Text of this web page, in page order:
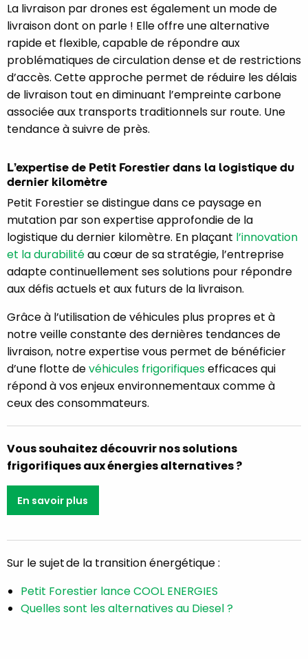
La livraison par drones est également un mode de
livraison dont on parle ! Elle offre une alternative
rapide et flexible, capable de répondre aux
problématiques de circulation dense et de restrictions
d’accès. Cette approche permet de réduire les délais
de livraison tout en diminuant l’empreinte carbone
associée aux transports traditionnels sur route. Une
tendance à suivre de près.
L’expertise de Petit Forestier dans la logistique du
dernier kilomètre
Petit Forestier se distingue dans ce paysage en
mutation par son expertise approfondie de la
logistique du dernier kilomètre. En plaçant l’innovation
et la durabilitéau cœur de sa stratégie, l’entreprise
adapte continuellement ses solutions pour répondre
aux défis actuels et aux futurs de la livraison.
Grâce à l’utilisation de véhicules plus propres et à
notre veille constante des dernières tendances de
livraison, notre expertise vous permet de bénéficier
d’une flotte devéhicules frigorifiquesefficaces qui
répond à vos enjeux environnementaux comme à
ceux des consommateurs.
Vous souhaitez découvrir nos solutions
frigorifiques aux énergies alternatives ?
En savoir plus
Sur le sujet de la transition énergétique :
Petit Forestier lance COOL ENERGIES
Quelles sont les alternatives au Diesel ?